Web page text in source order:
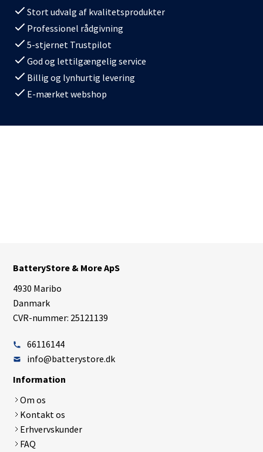
Stort udvalg af kvalitetsprodukter
Professionel rådgivning
5-stjernet Trustpilot
God og lettilgængelig service
Billig og lynhurtig levering
E-mærket webshop
BatteryStore & More ApS
4930 Maribo
Danmark
CVR-nummer: 25121139
66116144
info@batterystore.dk
Information
Om os
Kontakt os
Erhvervskunder
FAQ